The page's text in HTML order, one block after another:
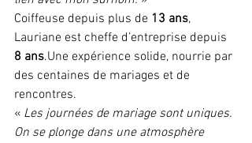
Coiffeuse depuis plus de 13 ans,
Lauriane est cheffe d’entreprise depuis
8 ans.Une expérience solide, nourrie par
des centaines de mariages et de
rencontres.
« Les journées de mariage sont uniques.
On se plonge dans une atmosphère